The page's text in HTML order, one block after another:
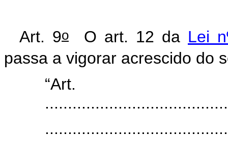
Art. 9o O art. 12 da Lei
passa a vigorar acrescido do